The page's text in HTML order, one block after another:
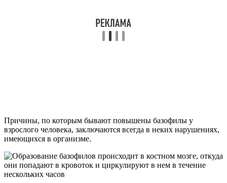
Причины, по которым бывают повышены базофилы у
взрослого человека, заключаются всегда в неких нарушениях,
имеющихся в организме.